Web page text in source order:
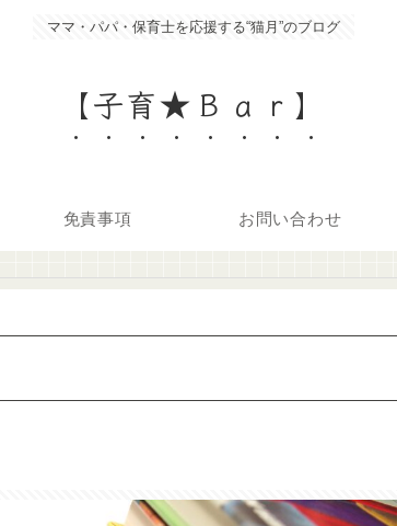
ママ・パパ・保育士を応援する“猫月”のブログ
【子育★Ｂａｒ】
免責事項 お問い合わせ